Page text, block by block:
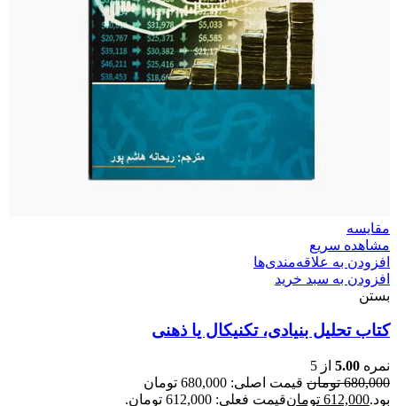
مقایسه
مشاهده سریع
افزودن به علاقه‌مندی‌ها
افزودن به سبد خرید
بستن
کتاب تحلیل بنیادی، تکنیکال یا ذهنی
نمره 5.00 از 5
680,000 تومان
قیمت اصلی: 680,000 تومان
بود.612,000 تومانقیمت فعلی: 612,000 تومان.